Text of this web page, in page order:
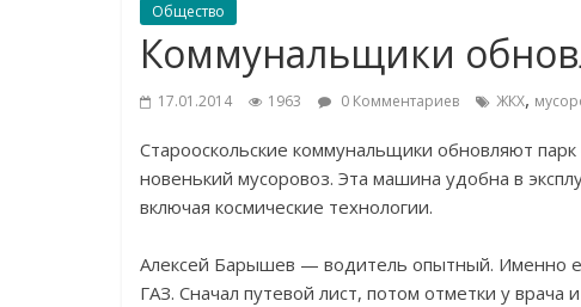
Общество
Коммунальщики
17.01.2014 1963 0 Комментариев ЖКХ,
Старооскольские коммунальщики обновляют
новенький мусоровоз. Эта машина удобна в
включая космические технологии.
Алексей Барышев — водитель опытный. Именно
ГАЗ. Сначал путевой лист, потом отметки у